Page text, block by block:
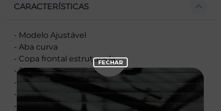
CARACTERÍSTICAS
- Modelo Ajustável
- Aba curva
- Copa frontal estruturada
- Painel frontal único
- Flag bordada no lado esquerdo
- Importado
- Licença Oficial